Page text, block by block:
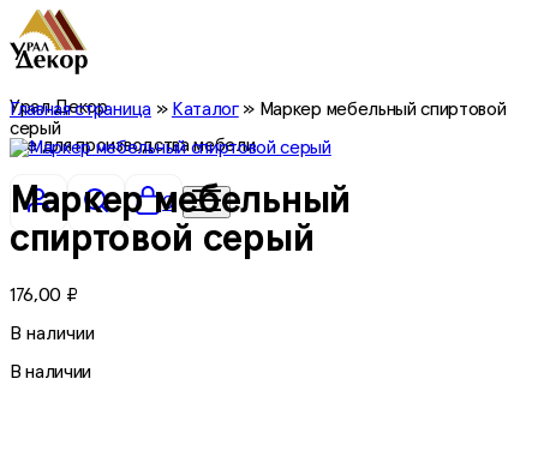
Урал Декор
все для производства мебели
0
Главная страница» Каталог» Маркер мебельный спиртовой
серый
Маркер мебельный
спиртовой серый
176,00 ₽
В наличии
В наличии